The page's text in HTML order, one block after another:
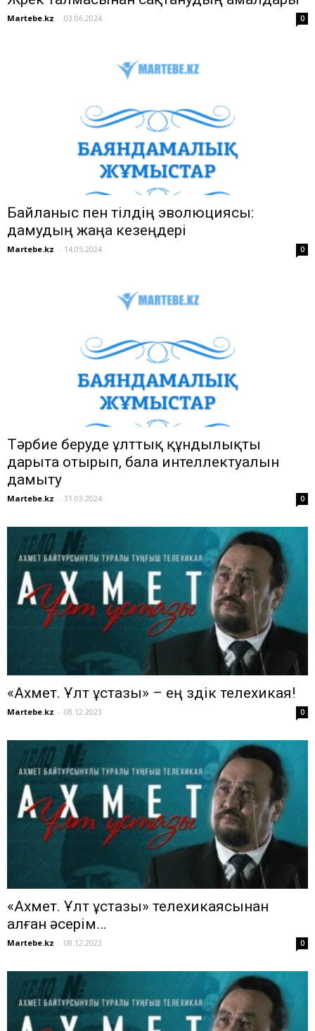
Martebe.kz - 03.06.2024 0
Байланыс пен тілдің эволюциясы:
дамудың жаңа кезеңдері
Martebe.kz - 14.05.2024 0
Тәрбие беруде ұлттық құндылықты
дарыта отырып, бала интеллектуалын
дамыту
Martebe.kz - 31.03.2024 0
«Ахмет. Ұлт ұстазы» – ең үздік телехикая!
Martebe.kz - 08.12.2023 0
«Ахмет. Ұлт ұстазы» телехикаясынан
алған әсерім…
Martebe.kz - 08.12.2023 0